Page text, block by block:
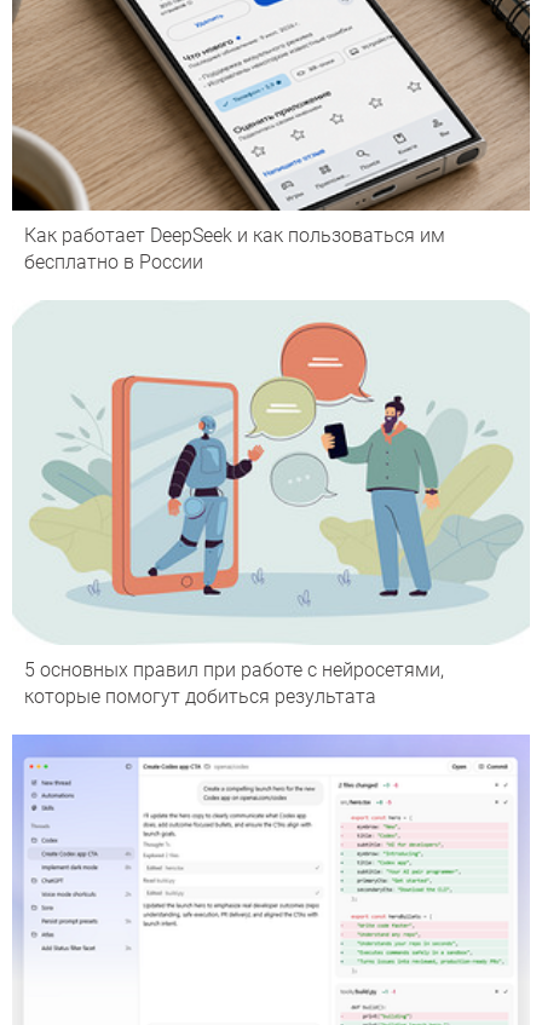
Как работает DeepSeek и как пользоваться им
бесплатно в России
5 основных правил при работе с нейросетями,
которые помогут добиться результата